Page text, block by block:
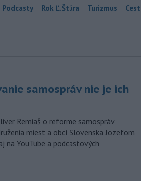
Podcasty Rok Ľ.Štúra Turizmus
samospráv nie je ich
Remiaš o reforme samospráv
miest a obcí Slovenska Jozefom
na YouTube a podcastových